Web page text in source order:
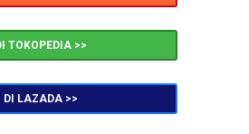
TOKOPEDIA >>
DI LAZADA >>